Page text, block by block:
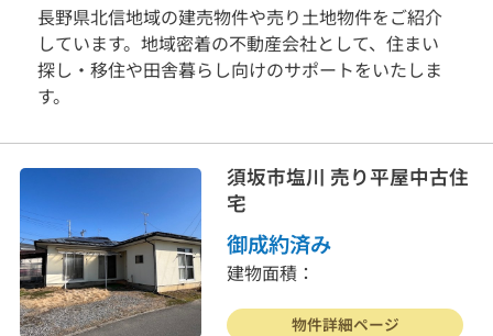
長野県北信地域の建売物件や売り土地物件をご紹介
しています。地域密着の不動産会社として、住まい
探し・移住や田舎暮らし向けのサポートをいたしま
す。
須坂市塩川 売り平屋中古住
宅
御成約済み
建物面積：
物件詳細ページ